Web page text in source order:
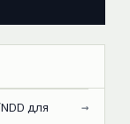
для
→